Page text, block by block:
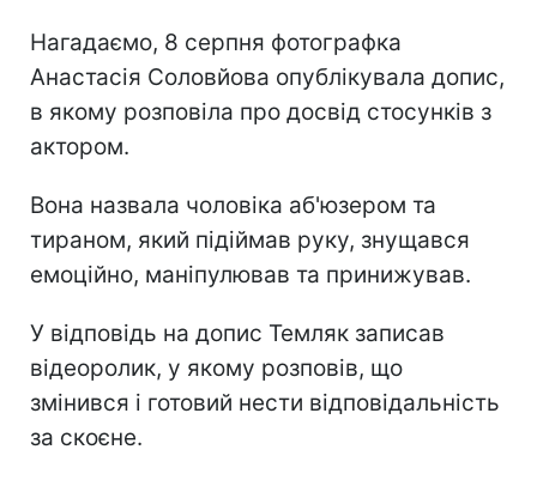
Нагадаємо, 8 серпня фотографка
Анастасія Соловйова опублікувала допис,
в якому розповіла про досвід стосунків з
актором.
Вона назвала чоловіка аб'юзером та
тираном, який підіймав руку, знущався
емоційно, маніпулював та принижував.
У відповідь на допис Темляк записав
відеоролик, у якому розповів, що
змінився і готовий нести відповідальність
за скоєне.